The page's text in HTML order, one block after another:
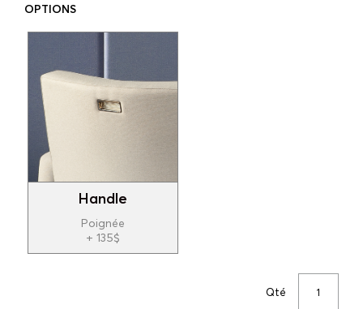
OPTIONS
Handle
Poignée
+ 135$
Qté